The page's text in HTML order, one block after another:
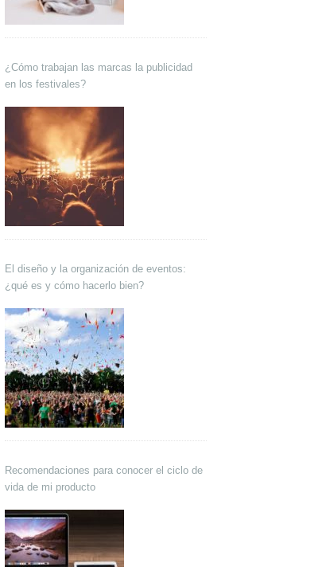
¿Cómo trabajan las marcas la publicidad
en los festivales?
El diseño y la organización de eventos:
¿qué es y cómo hacerlo bien?
Recomendaciones para conocer el ciclo de
vida de mi producto